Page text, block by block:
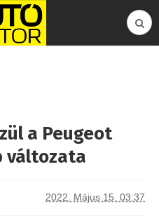
a Peugeot
változata
2022. Május 15. 03:37